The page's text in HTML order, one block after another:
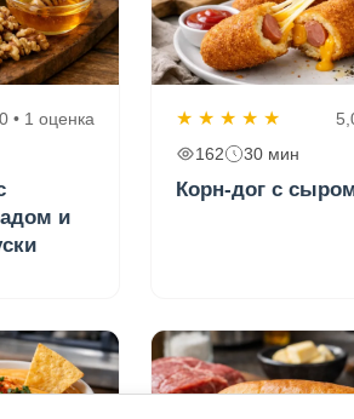
• 1 оценка
и
★ ★ ★ ★ ★
162
30 мин
Корн-дог с